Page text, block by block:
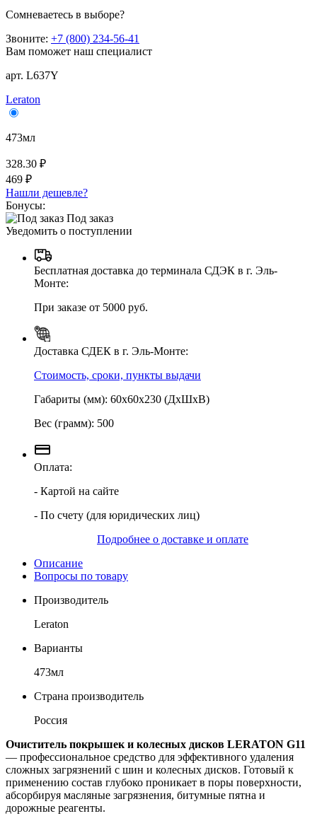
Сомневаетесь в выборе?
Звоните: +7 (800) 234-56-41
Вам поможет наш специалист
арт. L637Y
Leraton
473мл
328.30 ₽
469 ₽
Нашли дешевле?
Бонусы:
Под заказ
Уведомить о поступлении
Бесплатная доставка до терминала СДЭК в г. Эль-
Монте:
При заказе от 5000 руб.
Доставка СДЕК в г. Эль-Монте:
Стоимость, сроки, пункты выдачи
Габариты (мм): 60х60х230 (ДхШхВ)
Вес (грамм): 500
Оплата:
- Картой на сайте
- По счету (для юридических лиц)
Подробнее о доставке и оплате
Описание
Вопросы по товару
Производитель
Leraton
Варианты
473мл
Страна производитель
Россия
Очиститель покрышек и колесных дисков LERATON G11
— профессиональное средство для эффективного удаления
сложных загрязнений с шин и колесных дисков. Готовый к
применению состав глубоко проникает в поры поверхности,
абсорбируя масляные загрязнения, битумные пятна и
дорожные реагенты.